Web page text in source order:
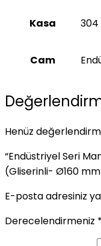
Kasa 304
Cam
Henüz
“Endüstriyel Seri
(Gliserinli- Ø160
E-posta adresiniz
Derecelendirmeniz *